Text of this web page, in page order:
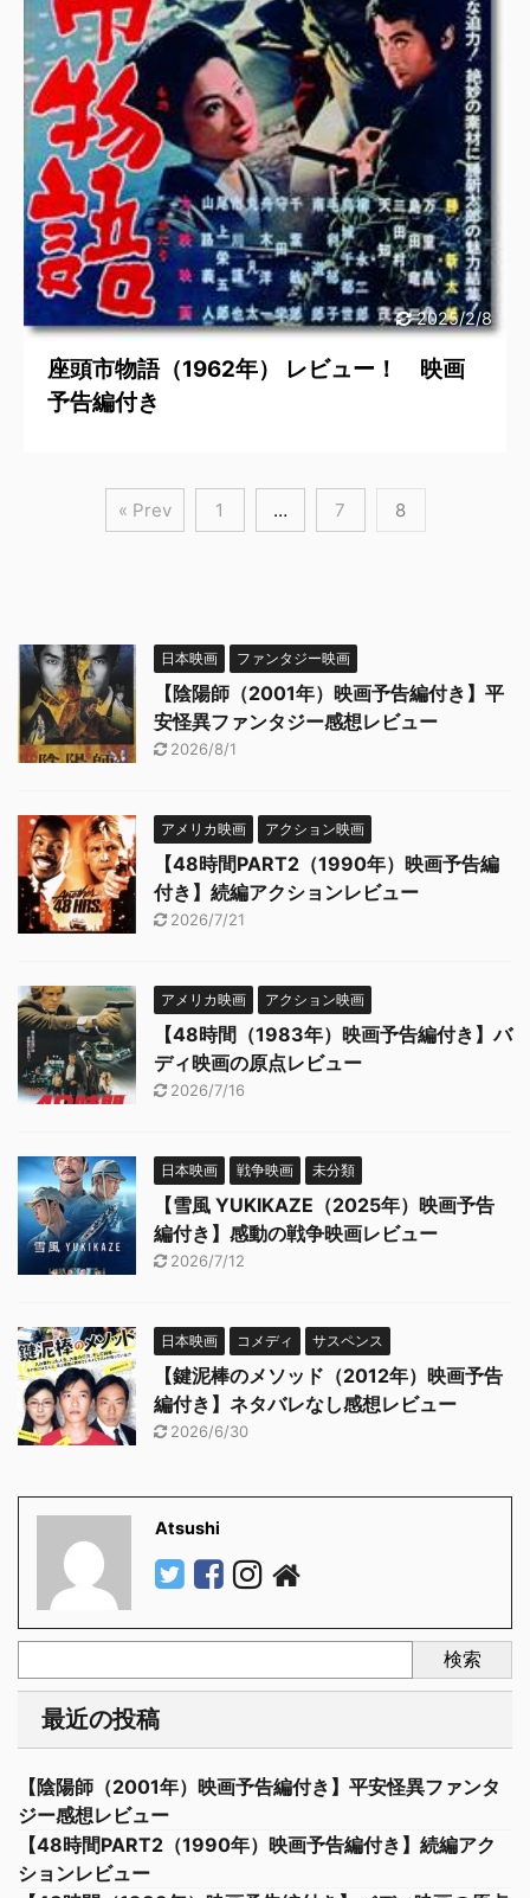
2025/2/8
座頭市物語（1962年） レビュー！ 映画
予告編付き
« Prev 1 … 7 8
日本映画 ファンタジー映画
【陰陽師（2001年）映画予告編付き】平
安怪異ファンタジー感想レビュー
2026/8/1
アメリカ映画 アクション映画
【48時間PART2（1990年）映画予告編
付き】続編アクションレビュー
2026/7/21
アメリカ映画 アクション映画
【48時間（1983年）映画予告編付き】バ
ディ映画の原点レビュー
2026/7/16
日本映画 戦争映画 未分類
【雪風 YUKIKAZE（2025年）映画予告
編付き】感動の戦争映画レビュー
2026/7/12
日本映画 コメディ サスペンス
【鍵泥棒のメソッド（2012年）映画予告
編付き】ネタバレなし感想レビュー
2026/6/30
Atsushi
検索
最近の投稿
【陰陽師（2001年）映画予告編付き】平安怪異ファンタ
ジー感想レビュー
【48時間PART2（1990年）映画予告編付き】続編アク
ションレビュー